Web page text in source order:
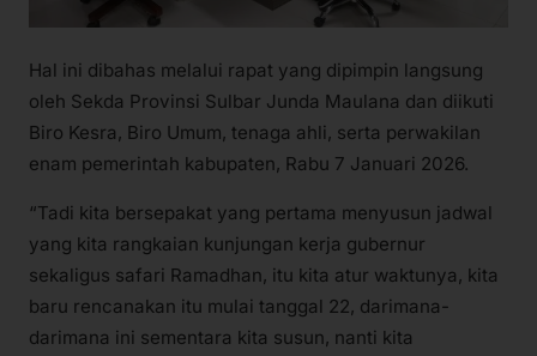
Hal ini dibahas melalui rapat yang dipimpin langsung
oleh Sekda Provinsi Sulbar Junda Maulana dan diikuti
Biro Kesra, Biro Umum, tenaga ahli, serta perwakilan
enam pemerintah kabupaten, Rabu 7 Januari 2026.
“Tadi kita bersepakat yang pertama menyusun jadwal
yang kita rangkaian kunjungan kerja gubernur
sekaligus safari Ramadhan, itu kita atur waktunya, kita
baru rencanakan itu mulai tanggal 22, darimana-
darimana ini sementara kita susun, nanti kita